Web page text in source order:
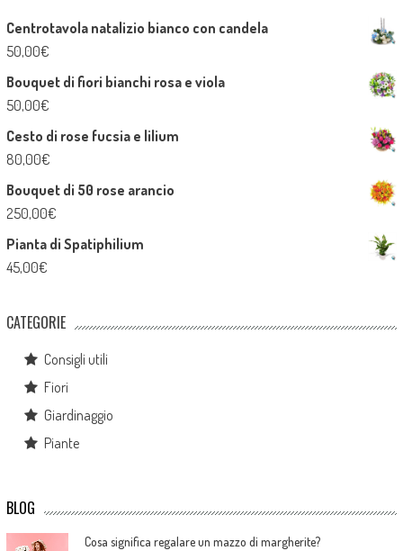
Centrotavola natalizio bianco con candela
50,00€
Bouquet di fiori bianchi rosa e viola
50,00€
Cesto di rose fucsia e lilium
80,00€
Bouquet di 50 rose arancio
250,00€
Pianta di Spatiphilium
45,00€
CATEGORIE
Consigli utili
Fiori
Giardinaggio
Piante
BLOG
Cosa significa regalare un mazzo di margherite?